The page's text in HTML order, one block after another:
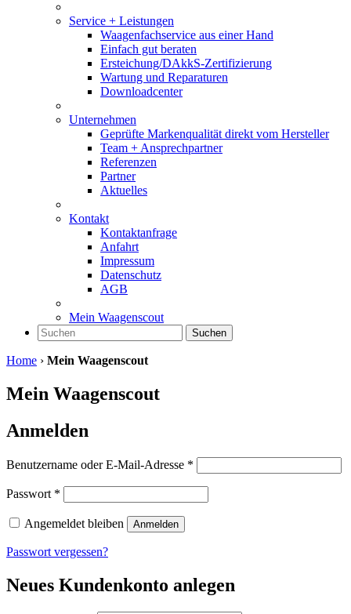
Service + Leistungen
Waagenfachservice aus einer Hand
Einfach gut beraten
Ersteichung/DAkkS-Zertifizierung
Wartung und Reparaturen
Downloadcenter
Unternehmen
Geprüfte Markenqualität direkt vom Hersteller
Team + Ansprechpartner
Referenzen
Partner
Aktuelles
Kontakt
Kontaktanfrage
Anfahrt
Impressum
Datenschutz
AGB
Mein Waagenscout
Suchen
Home › Mein Waagenscout
Mein Waagenscout
Anmelden
Benutzername oder E-Mail-Adresse *
Passwort *
Angemeldet bleiben Anmelden
Passwort vergessen?
Neues Kundenkonto anlegen